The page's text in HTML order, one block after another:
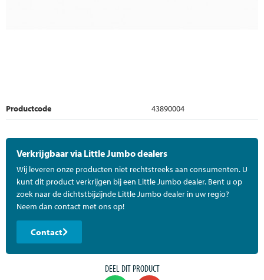
Productcode 43890004
Verkrijgbaar via Little Jumbo dealers
Wij leveren onze producten niet rechtstreeks aan consumenten. U
kunt dit product verkrijgen bij een Little Jumbo dealer. Bent u op
zoek naar de dichtstbijzijnde Little Jumbo dealer in uw regio?
Neem dan contact met ons op!
Contact
DEEL DIT PRODUCT